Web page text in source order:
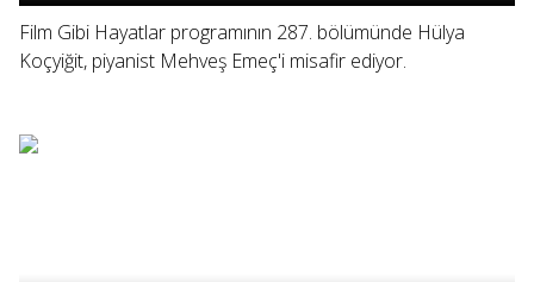
Film Gibi Hayatlar programının 287. bölümünde Hülya
Koçyiğit, piyanist Mehveş Emeç'i misafir ediyor.